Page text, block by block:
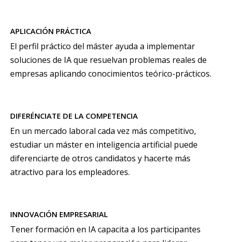
APLICACIÓN PRÁCTICA
El perfil práctico del máster ayuda a implementar
soluciones de IA que resuelvan problemas reales de
empresas aplicando conocimientos teórico-prácticos.
DIFERÉNCIATE DE LA COMPETENCIA
En un mercado laboral cada vez más competitivo,
estudiar un máster en inteligencia artificial puede
diferenciarte de otros candidatos y hacerte más
atractivo para los empleadores.
INNOVACIÓN EMPRESARIAL
Tener formación en IA capacita a los participantes